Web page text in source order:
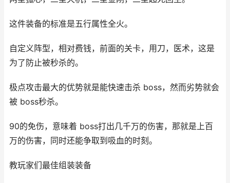
这件装备的标准是五行属性全火。
自定义阵型，相对费钱，前面的关卡，用刀，医术，这是
为了防止被秒杀的。
极点攻击最大的优势就是能快速击杀 boss，然而劣势就会
被 boss秒杀。
90的免伤，意味着 boss打出几千万的伤害，那就是上百
万的伤害，同时还能争取到吸血的时刻。
教玩家们最佳组装装备